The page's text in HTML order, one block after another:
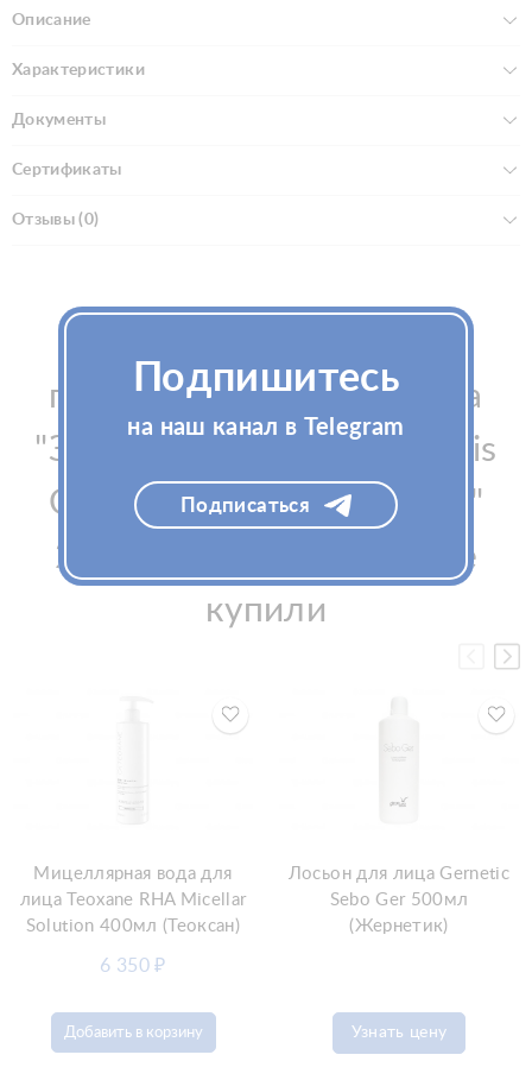
Описание
Характеристики
Документы
Сертификаты
Отзывы (0)
приобрели Гель для лица
"Золотой абсолют" Gemmis
Gel purifiant "Absolu D'Or"
200мл (Джеммис), также
купили
Добавить в корзину
Мицеллярная вода для
лица Teoxane RHA Micellar
Solution 400мл (Теоксан)
6 350₽
Лосьон для лица Gernetic
Sebo Ger 500мл
(Жернетик)
Узнать цену
Подпишитесь
на наш канал в Telegram
Подписаться